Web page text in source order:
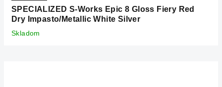
SPECIALIZED S-Works Epic 8 Gloss Fiery Red
Dry Impasto/Metallic White Silver
Skladom